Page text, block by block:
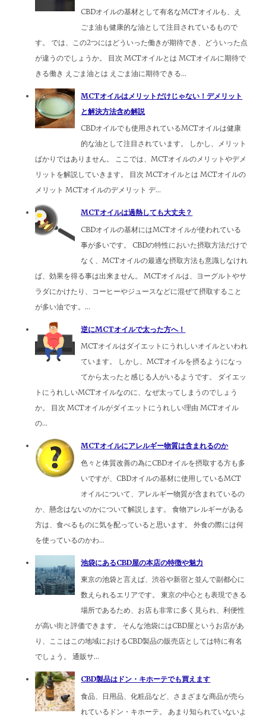
CBDオイルの基材として有名なMCTオイルも、え
ごま油も健康的な油として注目されているもので
す。 では、この2つにはどういった働きが期待でき、どういった点
が違うのでしょうか。 目次 MCTオイルとは MCTオイルに期待で
きる働き えごま油とは えごま油に期待できる...
MCTオイルはメリットだけじゃない！デメリット
と解決方法含め解説
CBDオイルでも使用されているMCTオイルは健康
的な油として注目されています。 しかし、メリット
ばかりではありません。 ここでは、MCTオイルのメリットやデメ
リットを解説していきます。 目次 MCTオイルとは MCTオイルの
メリット MCTオイルのデメリット デ...
MCTオイルは過熱しても大丈夫？
CBDオイルの基材にはMCTオイルが使われている
事が多いです。 CBDの特性においた摂取方法だけで
なく、MCTオイルの最適な摂取方法も意識しなけれ
ば、効果を得る事は出来ません。 MCTオイルは、ヨーグルトやサ
ラダにかけたり、コーヒーやジュースなどに混ぜて摂取すること
が多い油です。...
逆にMCTオイルで太った方へ！
MCTオイルはダイエットにうれしいオイルといわれ
ています。 しかし、MCTオイルを摂るようになっ
てから太ったと感じる人がいるようです。 ダイエッ
トにうれしいMCTオイルなのに、なぜ太ってしまうのでしょう
か。 目次 MCTオイルがダイエットにうれしい理由 MCTオイル
の...
MCTオイルにアレルギー物質は含まれるのか
色々と体質改善の為にCBDオイルを摂取する方も多
いですが、CBDオイルの基材に使用しているMCT
オイルについて、アレルギー物質が含まれているの
か、懸念はないのかについて解説します。 食物アレルギーがある
方は、食べるものに気を配っていると思います。 外食の際には何
を使っているのかわ...
池袋にあるCBD屋の本店の特徴や魅力
東京の池袋と言えば、渋谷や新宿と並んで副都心に
数えられるエリアです。 東京の中心とも表現できる
場所であるため、お店も非常に多く見られ、利便性
が高い街と評価できます。 そんな池袋にはCBD屋というお店があ
り、ここはこの地域におけるCBD製品の販売店としては特に有名
でしょう。 通販サ...
CBD製品はドン・キホーテでも買えます
食品、日用品、化粧品など、さまざまな商品が売ら
れているドン・キホーテ。 あまり知られていないよ